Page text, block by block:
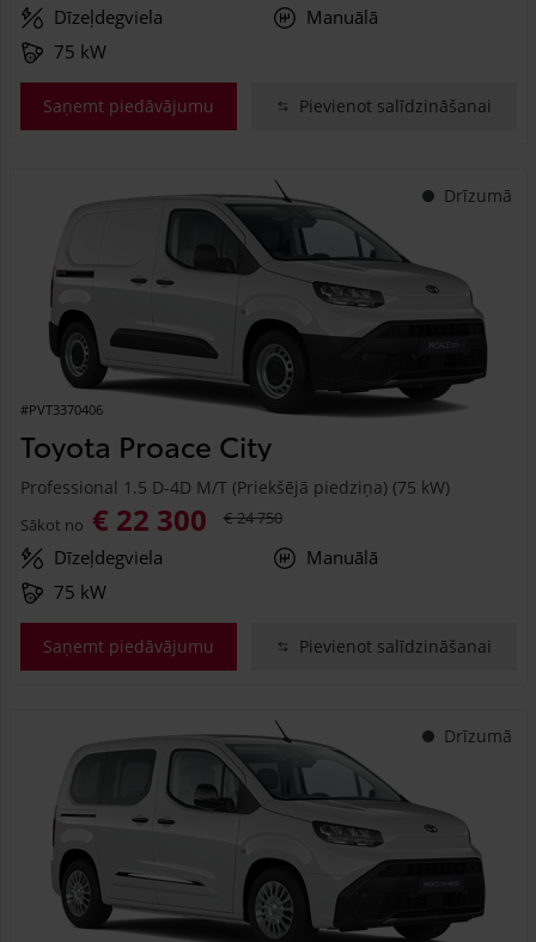
Dīzeļdegviela
Manuālā
75 kW
Saņemt piedāvājumu Pievienot salīdzināšanai
Drīzumā
#PVT3370406
Toyota Proace City
Professional 1.5 D-4D M/T (Priekšējā piedziņa) (75 kW)
Sākot no € 22 300 € 24 750
Dīzeļdegviela
Manuālā
75 kW
Saņemt piedāvājumu Pievienot salīdzināšanai
Drīzumā